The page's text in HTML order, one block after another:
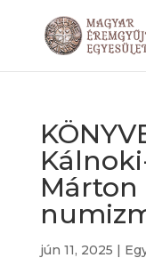
Márton
jún 11, 2025 |